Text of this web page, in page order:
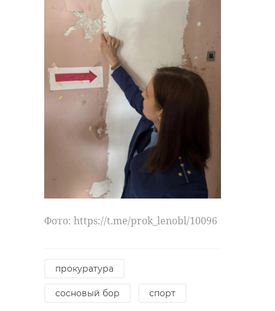
Фото: https://t.me/prok_lenobl/10096
прокуратура
сосновый бор спорт